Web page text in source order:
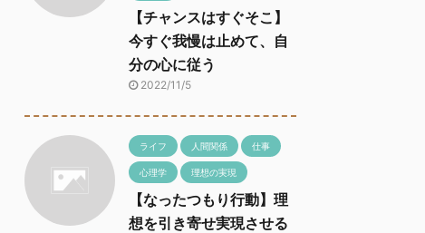
【チャンスはすぐそこ】
今すぐ我慢は止めて、自
分の心に従う
2022/11/5
ライフ 人間関係 仕事
心理学 理想の実現
【なったつもり行動】理
想を引き寄せ実現させる